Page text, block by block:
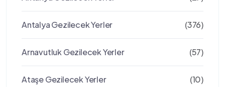
Antalya Gezilecek Yerler (376)
Arnavutluk Gezilecek Yerler (57)
Ataşe Gezilecek Yerler (10)